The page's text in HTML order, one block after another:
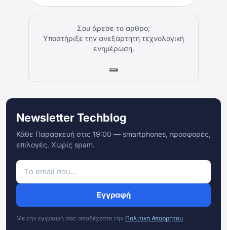
Σου άρεσε το άρθρο;
Υποστήριξε την ανεξάρτητη τεχνολογική
ενημέρωση.
Newsletter Techblog
Κάθε Παρασκευή στις 19:00 — smartphones, προσφορές,
επιλογές. Χωρίς spam.
Εγγραφή
Με την εγγραφή σας αποδέχεστε την Πολιτική Απορρήτου.